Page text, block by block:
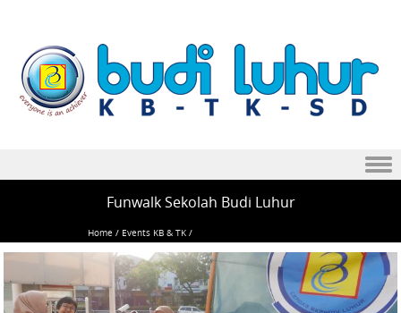
Funwalk Sekolah Budi Luhur
Home / Events KB & TK /